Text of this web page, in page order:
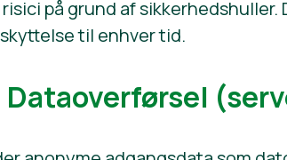
på grund af sikkerhedshuller.
til enhver tid.
Dataoverførsel